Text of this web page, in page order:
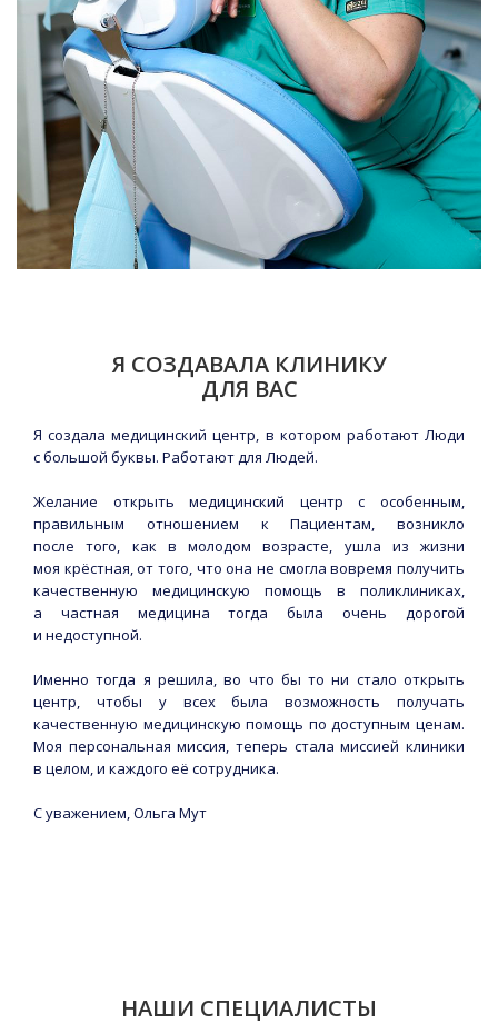
Я СОЗДАВАЛА КЛИНИКУ
ДЛЯ ВАС
Я создала медицинский центр, в котором работают Люди
с большой буквы. Работают для Людей.
Желание открыть медицинский центр с особенным,
правильным отношением к Пациентам, возникло
после того, как в молодом возрасте, ушла из жизни
моя крёстная, от того, что она не смогла вовремя получить
качественную медицинскую помощь в поликлиниках,
а частная медицина тогда была очень дорогой
и недоступной.
Именно тогда я решила, во что бы то ни стало открыть
центр, чтобы у всех была возможность получать
качественную медицинскую помощь по доступным ценам.
Моя персональная миссия, теперь стала миссией клиники
в целом, и каждого её сотрудника.
С уважением, Ольга Мут
НАШИ СПЕЦИАЛИСТЫ